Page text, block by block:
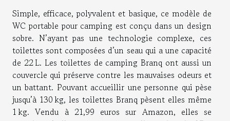
Simple, efficace, polyvalent et basique, ce modèle de
WC portable pour camping est conçu dans un design
sobre. N’ayant pas une technologie complexe, ces
toilettes sont composées d’un seau qui a une capacité
de 22 L. Les toilettes de camping Branq ont aussi un
couvercle qui préserve contre les mauvaises odeurs et
un battant. Pouvant accueillir une personne qui pèse
jusqu’à 130 kg, les toilettes Branq pèsent elles même
1 kg. Vendu à 21,99 euros sur Amazon, elles se